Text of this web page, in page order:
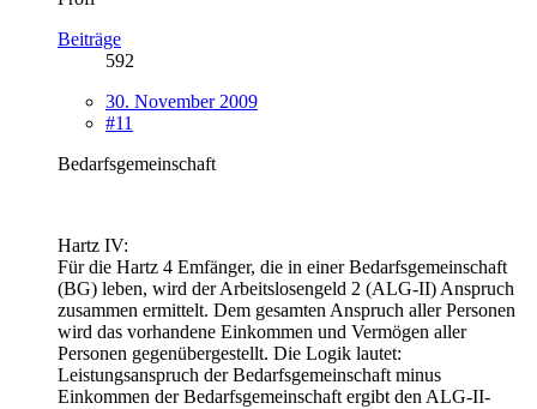
Beiträge
592
30. November 2009
#11
Bedarfsgemeinschaft
Hartz IV:
Für die Hartz 4 Emfänger, die in einer Bedarfsgemeinschaft
(BG) leben, wird der Arbeitslosengeld 2 (ALG-II) Anspruch
zusammen ermittelt. Dem gesamten Anspruch aller Personen
wird das vorhandene Einkommen und Vermögen aller
Personen gegenübergestellt. Die Logik lautet:
Leistungsanspruch der Bedarfsgemeinschaft minus
Einkommen der Bedarfsgemeinschaft ergibt den ALG-II-